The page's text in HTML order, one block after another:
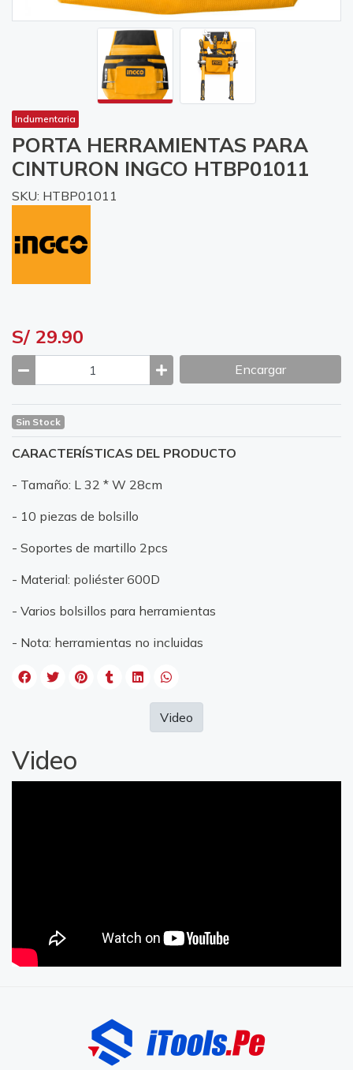
Indumentaria
PORTA HERRAMIENTAS PARA
CINTURON INGCO HTBP01011
SKU: HTBP01011
S/ 29.90
Encargar
Sin Stock
CARACTERÍSTICAS DEL PRODUCTO
- Tamaño: L 32 * W 28cm
- 10 piezas de bolsillo
- Soportes de martillo 2pcs
- Material: poliéster 600D
- Varios bolsillos para herramientas
- Nota: herramientas no incluidas
Video
Video